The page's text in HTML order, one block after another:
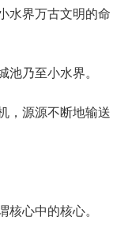
水界万古文明的命
池乃至小水界。
，源源不断地输送
核心中的核心。